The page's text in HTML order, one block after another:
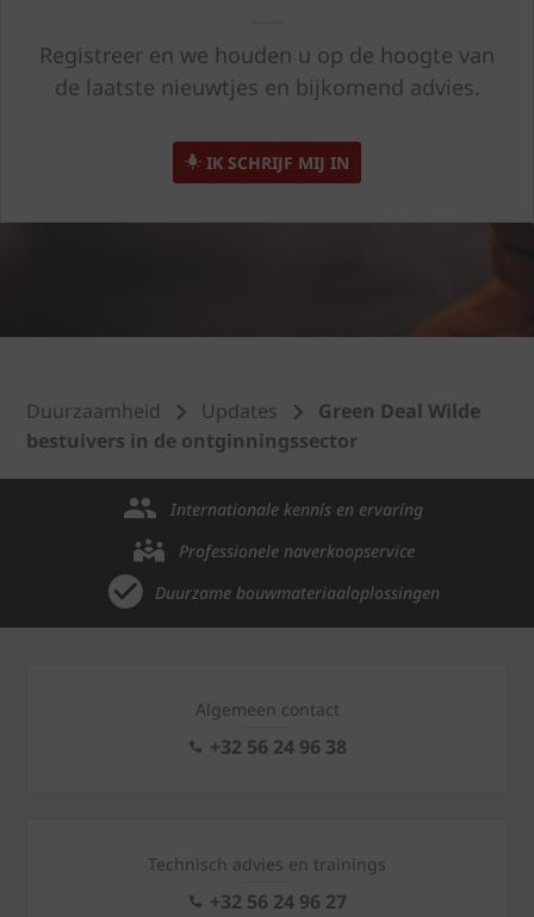
Registreer en we houden u op de hoogte van
de laatste nieuwtjes en bijkomend advies.
IK SCHRIJF MIJ IN
Duurzaamheid Updates
Green Deal Wilde
bestuivers in de ontginningssector
Internationale kennis en ervaring
Professionele naverkoopservice
Duurzame bouwmateriaaloplossingen
Algemeen contact
+32 56 24 96 38
Technisch advies en trainings
+32 56 24 96 27